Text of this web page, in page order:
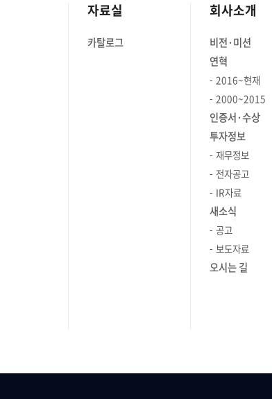
자료실
카탈로그
회사소개
비전·미션
연혁
2016~현재
2000~2015
인증서·수상
투자정보
재무정보
전자공고
IR자료
새소식
공고
보도자료
오시는 길